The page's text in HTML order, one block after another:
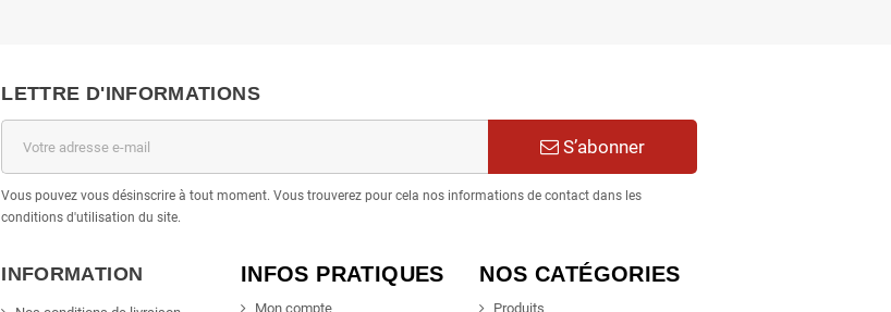
LETTRE D'INFORMATIONS
S’abonner
Vous pouvez vous désinscrire à tout moment. Vous trouverez pour cela nos informations de contact dans les
conditions d'utilisation du site.
INFORMATION INFOS PRATIQUES
Mon compte
NOS CATÉGORIES
Produits